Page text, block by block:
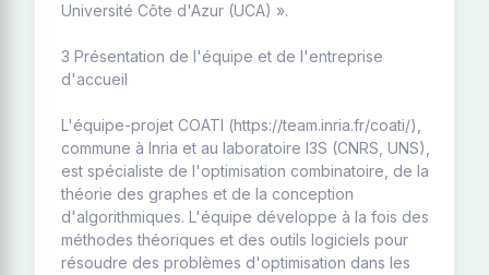
Université Côte d'Azur (UCA) ».
3 Présentation de l'équipe et de l'entreprise
d'accueil
L'équipe-projet COATI (https://team.inria.fr/coati/),
commune à Inria et au laboratoire I3S (CNRS, UNS),
est spécialiste de l'optimisation combinatoire, de la
théorie des graphes et de la conception
d'algorithmiques. L'équipe développe à la fois des
méthodes théoriques et des outils logiciels pour
résoudre des problèmes d'optimisation dans les